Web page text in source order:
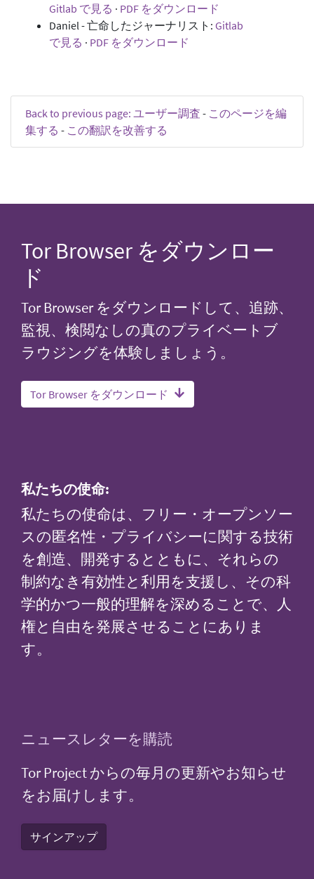
Gitlab で見る · PDF をダウンロード
Daniel - 亡命したジャーナリスト: Gitlab
で見る · PDF をダウンロード
Back to previous page: ユーザー調査 - このページを編
集する - この翻訳を改善する
Tor Browser をダウンロー
ド
Tor Browser をダウンロードして、追跡、
監視、検閲なしの真のプライベートブ
ラウジングを体験しましょう。
Tor Browser をダウンロード
私たちの使命:
私たちの使命は、フリー・オープンソー
スの匿名性・プライバシーに関する技術
を創造、開発するとともに、それらの
制約なき有効性と利用を支援し、その科
学的かつ一般的理解を深めることで、人
権と自由を発展させることにありま
す。
ニュースレターを購読
Tor Project からの毎月の更新やお知らせ
をお届けします。
サインアップ